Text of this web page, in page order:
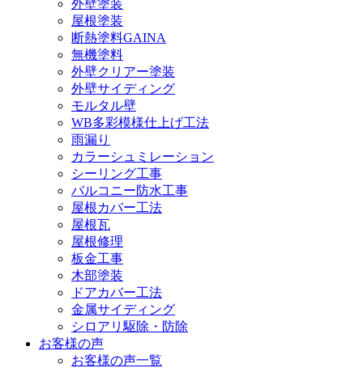
外壁塗装
屋根塗装
断熱塗料GAINA
無機塗料
外壁クリアー塗装
外壁サイディング
モルタル壁
WB多彩模様仕上げ工法
雨漏り
カラーシュミレーション
シーリング工事
バルコニー防水工事
屋根カバー工法
屋根瓦
屋根修理
板金工事
木部塗装
ドアカバー工法
金属サイディング
シロアリ駆除・防除
お客様の声
お客様の声一覧